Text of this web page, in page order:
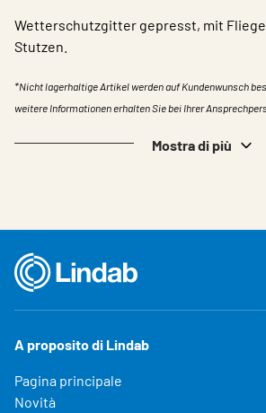
Scegliere la lingua
Wetterschutzgitter gepresst, mit
Stutzen.
*Nicht lagerhaltige Artikel werden auf Kundenwunsch
weitere Informationen erhalten Sie bei Ihrer
Mostra di più
A proposito di Lindab
Pagina principale
Novità